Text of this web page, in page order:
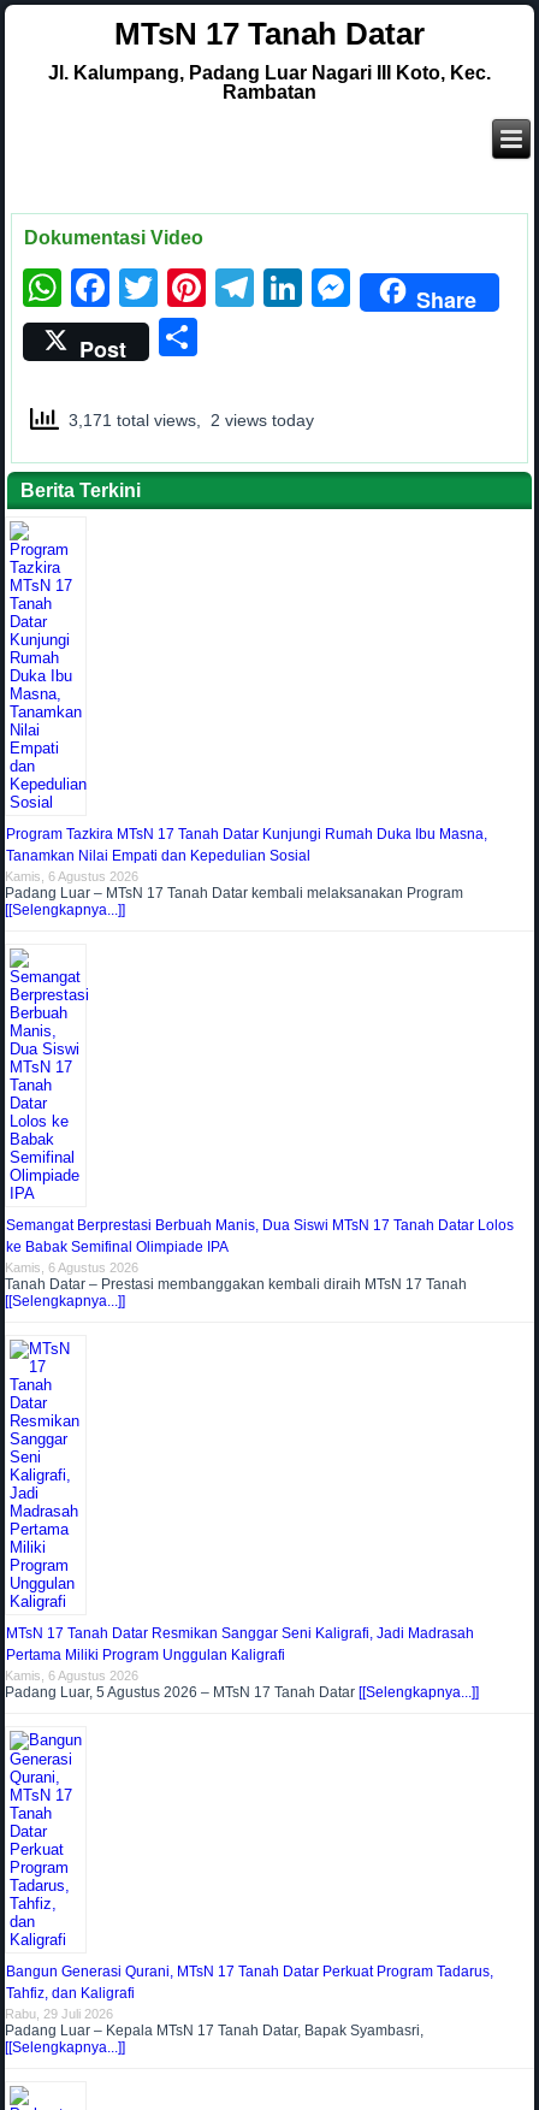
MTsN 17 Tanah Datar
Jl. Kalumpang, Padang Luar Nagari III Koto, Kec.
Rambatan
Dokumentasi Video
WhatsApp
Facebook
Twitter
Pinterest
Telegram
LinkedIn
Share
Post
3,171 total views, 2 views today
Berita Terkini
Program Tazkira MTsN 17 Tanah Datar Kunjungi Rumah Duka Ibu Masna,
Tanamkan Nilai Empati dan Kepedulian Sosial
Kamis, 6 Agustus 2026
Padang Luar – MTsN 17 Tanah Datar kembali melaksanakan Program
[[Selengkapnya...]]
Semangat Berprestasi Berbuah Manis, Dua Siswi MTsN 17 Tanah Datar Lolos
ke Babak Semifinal Olimpiade IPA
Kamis, 6 Agustus 2026
Tanah Datar – Prestasi membanggakan kembali diraih MTsN 17 Tanah
[[Selengkapnya...]]
MTsN 17 Tanah Datar Resmikan Sanggar Seni Kaligrafi, Jadi Madrasah
Pertama Miliki Program Unggulan Kaligrafi
Kamis, 6 Agustus 2026
Padang Luar, 5 Agustus 2026 – MTsN 17 Tanah Datar[[Selengkapnya...]]
Bangun Generasi Qurani, MTsN 17 Tanah Datar Perkuat Program Tadarus,
Tahfiz, dan Kaligrafi
Rabu, 29 Juli 2026
Padang Luar – Kepala MTsN 17 Tanah Datar, Bapak Syambasri,
[[Selengkapnya...]]